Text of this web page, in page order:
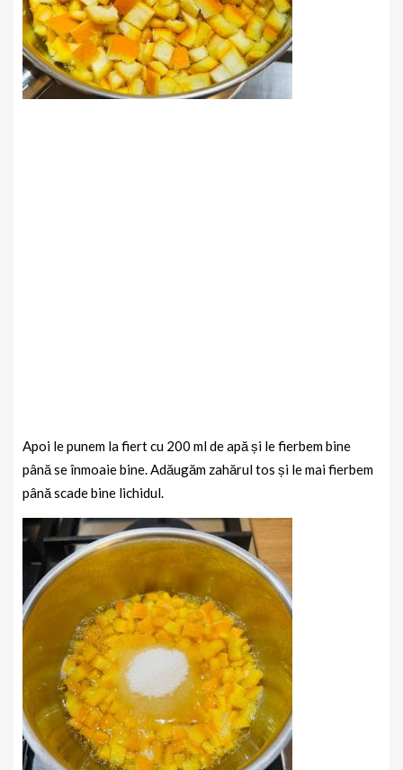
Apoi le punem la fiert cu 200 ml de apă și le fierbem bine
până se înmoaie bine.Adăugăm zahărul tos și le mai fierbem
până scade bine lichidul.